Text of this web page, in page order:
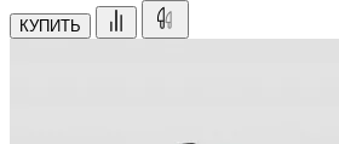
КУПИТЬ